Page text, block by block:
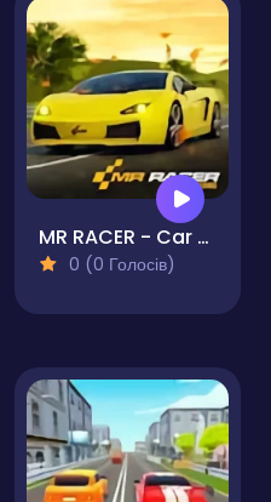
MR RACER - Car Racing
0 (0 Голосів)